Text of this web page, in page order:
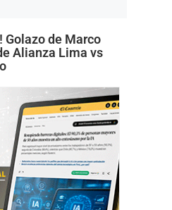
Golazo de Marco
Alianza Lima vs